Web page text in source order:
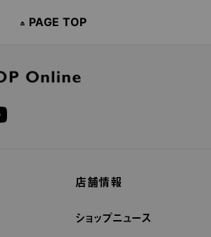
PAGE TOP
店舗情報
ショップニュース